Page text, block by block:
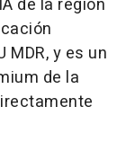
de la región
y es un
de la